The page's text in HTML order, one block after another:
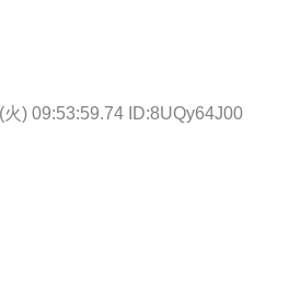
火) 09:53:59.74 ID:8UQy64J00